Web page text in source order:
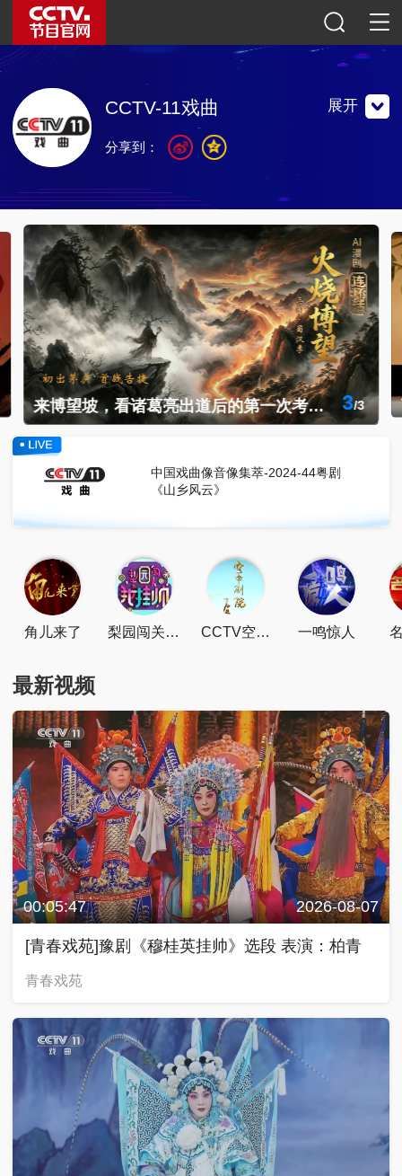
CCTV-11戏曲
中央电视台戏曲频道是以弘扬和发展我国优秀戏曲艺术，满
足戏迷审美要求为宗旨开办的专业频道。
中央电视台戏曲频道是以弘扬和发展我国优秀戏曲艺术，满
足戏迷审美要求为宗旨开办的专业频道。
联系地址：中央广播电视总台光华路办公区北京市朝阳区东
三环中路32号
邮编：100020
央视影音
点击下载
展开
分享到：
借花喻情红线巧系 情路虽波折有情人终成眷属 1/3
中国戏曲像音像集萃-2024-44粤剧
《山乡风云》
角儿来了
梨园闯关我
CCTV空中
一鸣惊人
最新视频
00:05:47 2026-08-07
[青春戏苑]豫剧《穆桂英挂帅》选段 表演：柏青
青春戏苑